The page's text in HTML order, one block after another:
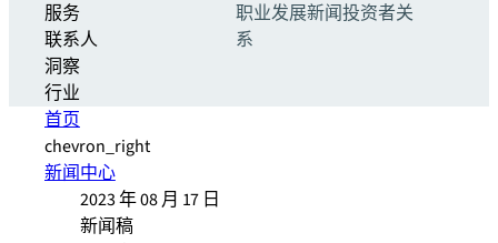
服务
联系人
洞察
行业
职业发展新闻投资者关
系
首页
chevron_right
新闻中心
2023 年 08 月 17 日
新闻稿